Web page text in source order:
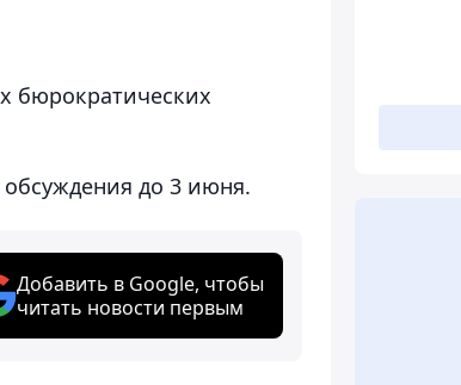
бюрократических
до 3 июня.
Добавить в Google, чтобы
читать новости первым